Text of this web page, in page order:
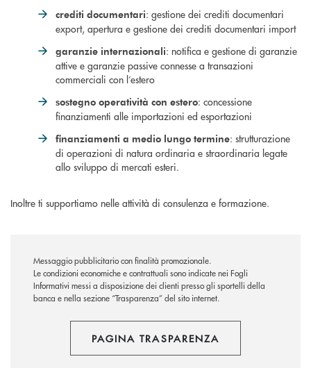
crediti documentari: gestione dei crediti documentari
export, apertura e gestione dei crediti documentari import
garanzie internazionali: notifica e gestione di garanzie
attive e garanzie passive connesse a transazioni
commerciali con l’estero
sostegno operatività con estero: concessione
finanziamenti alle importazioni ed esportazioni
finanziamenti a medio lungo termine: strutturazione
di operazioni di natura ordinaria e straordinaria legate
allo sviluppo di mercati esteri.
Inoltre ti supportiamo nelle attività di consulenza e formazione.
Messaggio pubblicitario con finalità promozionale.
Le condizioni economiche e contrattuali sono indicate nei Fogli
Informativi messi a disposizione dei clienti presso gli sportelli della
banca e nella sezione “Trasparenza” del sito internet.
PAGINA TRASPARENZA